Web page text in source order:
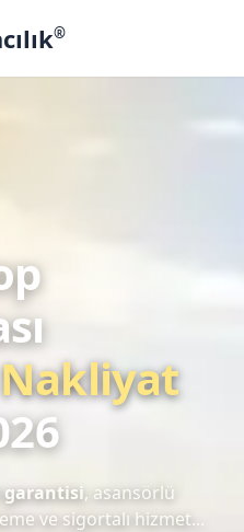
®
Nakliyat
garantisi, asansörlü
ve sigortalı hizmet...